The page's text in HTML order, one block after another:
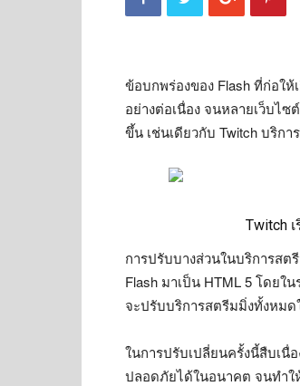
ข้อบกพร่องของ Flash ที่ก่อใ
อย่างต่อเนื่อง จนหลายเว็บไ
ขึ้น เช่นเดียวกับ Twitch บริก
Twitch
การปรับบางส่วนในบริการสต
Flash มาเป็น HTML 5 โดยใ
จะปรับบริการสตรีมมิ่งทั้งหมด
ในการปรับเปลี่ยนครั้งนี้สืบเ
ปลอดภัยได้ในอนาคต จนทำใ